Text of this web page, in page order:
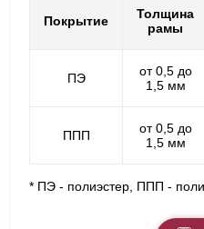
Покрытие
Толщина
рамы
ПЭ
от 0,5 до
1,5 мм
ППП
от 0,5 до
1,5 мм
* ПЭ - полиэстер, ППП -